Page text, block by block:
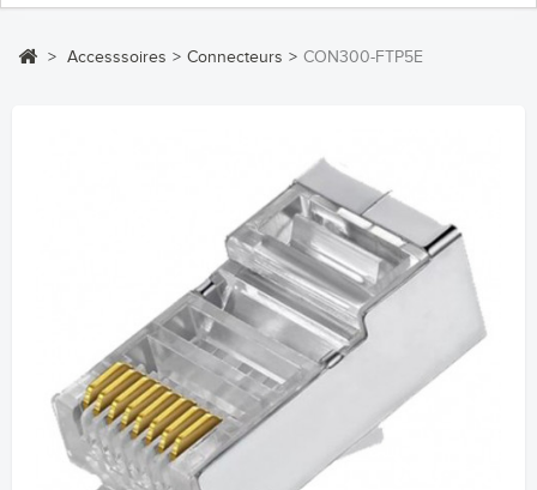
> Accesssoires > Connecteurs > CON300-FTP5E